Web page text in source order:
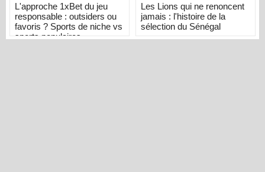
L'approche 1xBet du jeu
responsable : outsiders ou
favoris ? Sports de niche vs
sports populaires
Les Lions qui ne renoncent
jamais : l'histoire de la
sélection du Sénégal